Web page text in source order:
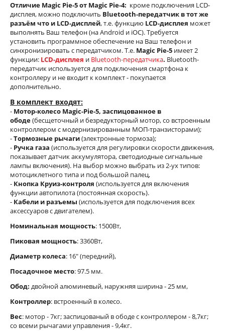
Отличие Magic Pie-5 от Magic Pie-4: кроме подключения LCD-
дисплея, можно подключить Bluetooth-передатчик в тот же
разъём что и LCD-дисплей, т.е. функцию LCD-дисплея может
выполнять Ваш телефон (на Android и iOC). Требуется
установить программное обеспечение на Ваш телефон и
синхронизировать с передатчиком. Т.е. Magic Pie-5 имеет 2
функции: LCD-дисплея и Bluetooth-передатчика. Bluetooth-
передатчик используется для подключения смартфона к
контроллеру и не входит к комплект - покупается
дополнительно.
В комплект входят:
- Мотор-колесо Magic-Pie-5, заспицованное в
ободе(бесщеточный и безредукторный мотор, со встроенным
контроллером с модернизированным МОП-транзисторами);
-Тормозные рычаги(электронные тормоза);
- Ручка газа (используется для регулировки скорости движения,
показывает датчик аккумулятора, светодиодные сигнальные
лампы включения). На выбор можно выбрать из 2-ух типов:
мотоциклетного типа и под большой палец,
- Кнопка Круиз-контроля (используется для включения
функции автопилота (постоянная скорость).
- Кабели и разъемы (используется для подключения всех
аксессуаров с двигателем).
Номинальная мощность: 1500Вт,
Пиковая мощность: 3360Вт,
Диаметр колеса: 16" (передний),
Посадочное место: 97.5 мм.
Обод: двойной алюминевый, наружняя ширина - 25 мм,
Контроллер: встроенный в колесо.
Вес: мотор - 7кг; заспицованый в ободе с контроллером - 8,7кг;
со всеми рычагами управления - 9,4кг.